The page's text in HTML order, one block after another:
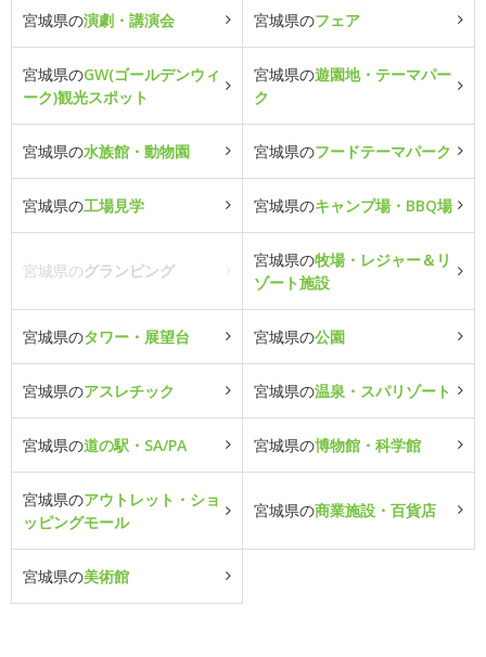
宮城県の演劇・講演会 宮城県のフェア
宮城県のGW(ゴールデンウィ
ーク)観光スポット
宮城県の遊園地・テーマパー
ク
宮城県の水族館・動物園 宮城県のフードテーマパーク
宮城県の工場見学 宮城県のキャンプ場・BBQ場
宮城県のグランピング
宮城県の牧場・レジャー＆リ
ゾート施設
宮城県のタワー・展望台 宮城県の公園
宮城県のアスレチック 宮城県の温泉・スパリゾート
宮城県の道の駅・SA/PA 宮城県の博物館・科学館
宮城県のアウトレット・ショ
ッピングモール
宮城県の商業施設・百貨店
宮城県の美術館